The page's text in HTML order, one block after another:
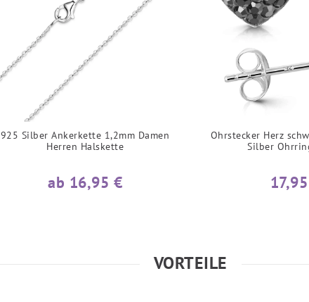
925 Silber Ankerkette 1,2mm Damen
Herren Halskette
ab 16,95 €
Ohrstecker Herz
Silber
VORTEILE